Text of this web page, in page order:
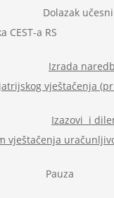
Dolazak učesnika
CEST-a RS
Izrada
vještačenja
Izazovi i
vještačenja
Pauza